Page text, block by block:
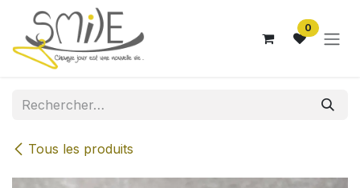
Se rendre au contenu
0
Tous les produits